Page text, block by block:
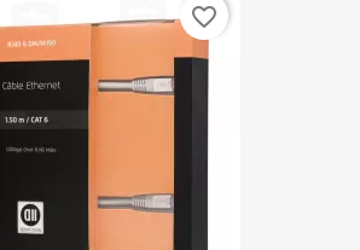
favorite_border